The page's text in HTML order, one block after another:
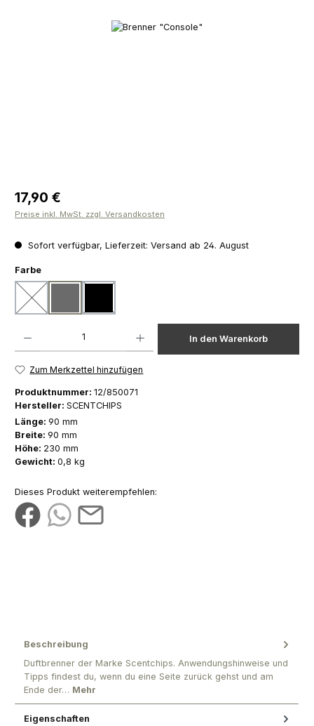
Bildergalerie überspringen
Regulärer Preis:
17,90 €
Preise inkl. MwSt. zzgl. Versandkosten
Sofort verfügbar, Lieferzeit: Versand ab 24. August
Farbeauswählen
weiß
(Diese Option ist zurzeit nicht verfügbar.)
In den Warenkorb
Zum Merkzettel hinzufügen
Produktnummer: 12/850071
Hersteller: SCENTCHIPS
Länge: 90 mm
Breite: 90 mm
Höhe: 230 mm
Gewicht: 0,8 kg
Dieses Produkt weiterempfehlen:
Beschreibung
Duftbrenner der Marke Scentchips. Anwendungshinweise und
Tipps findest du, wenn du eine Seite zurück gehst und am
Ende der… Mehr
Eigenschaften